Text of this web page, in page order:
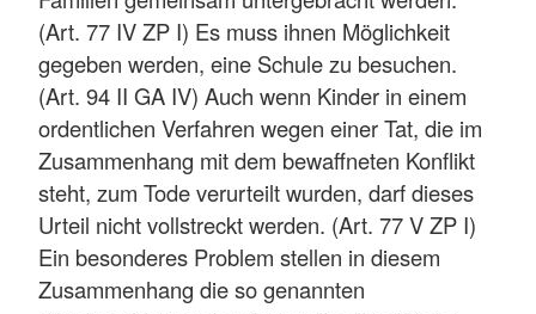
(Art. 77 IV ZP I) Es muss ihnen Möglichkeit
gegeben werden, eine Schule zu besuchen.
(Art. 94 II GA IV) Auch wenn Kinder in einem
ordentlichen Verfahren wegen einer Tat, die im
Zusammenhang mit dem bewaffneten Konflikt
steht, zum Tode verurteilt wurden, darf dieses
Urteil nicht vollstreckt werden. (Art. 77 V ZP I)
Ein besonderes Problem stellen in diesem
Zusammenhang die so genannten